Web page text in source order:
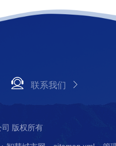
联系我们
版权所有